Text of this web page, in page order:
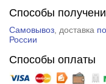
Способы
Самовывоз, доставка
России
Способы оплаты